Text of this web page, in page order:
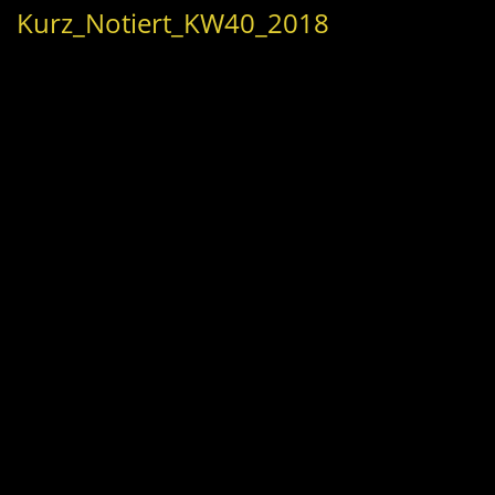
Kurz_Notiert_KW40_2018